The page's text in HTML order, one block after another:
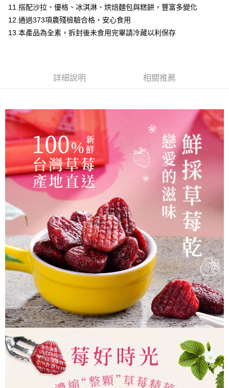
2.基於同意付款使用「大哥付你分期」之契約關係目的，商店將以您的個人
資料（包含姓名、電話或地址）提供予台灣大哥大進項蒐集、處理及利用，
由本公司與您本人進行分期帳單所需資料之確認、核對及更正。
3.完整用戶服務條款，請詳閱以下連結： https://oppay.tw/userRule
後付繳納相關費用。
※ 交易是否成功請以「AFTEE先享後付 」之結帳頁面顯示為準，若有關於
是否繳費成功／繳費後需取消欲退款等相關疑問，請聯繫「AFTEE先享後付
客戶支援中心」https://netprotections.freshdesk.com/support/home
權轉讓予恩沛科技股份有限公司。
「AFTEE先享後付」，若未經同意申辦者引起之損失，本公司不負相關責
任。
４．使用「AFTEE先享後付」時，將依據個別帳號之用戶狀況，依本公司即
時審查核予不同之上限額度；若仍有額度不足之情形，本公司將視審查結果
請求用戶進行身份認證。
５．嚴禁一人註冊多個帳號或使用他人資訊註冊。若發現惡意使用之情形，
恩沛科技股份有限公司將有權停止該用戶之使用額度並採取法律行動。
11.搭配沙拉、優格、冰淇淋、烘焙麵包與糕餅，豐富多變化
12.通過373項農殘檢驗合格，安心食用
13.本產品為全素，拆封後未食用完畢請冷藏以利保存
詳細說明 相關推薦